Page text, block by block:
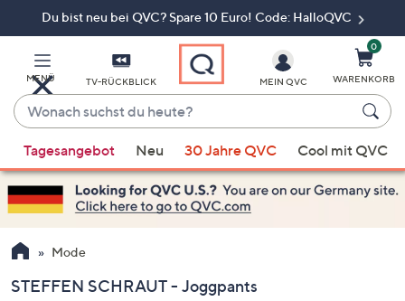
Du bist neu bei QVC? Spare 10 Euro! Code: HalloQVC
MENÜ TV-RÜCKBLICK
Wonach
suchst
du
heute?
Vorschläge
verfügbar
sind,
verwenden
Sie
Pfeiltasten
MEIN QVC
0
WARENKORB
Tagesangebot Neu 30 Jahre QVC Cool mit QVC
Mode
STEFFEN SCHRAUT - Joggpants